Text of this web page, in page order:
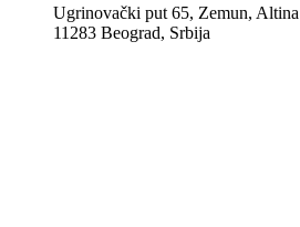
Ugrinovački put 65, Zemun, Altina
11283 Beograd, Srbija